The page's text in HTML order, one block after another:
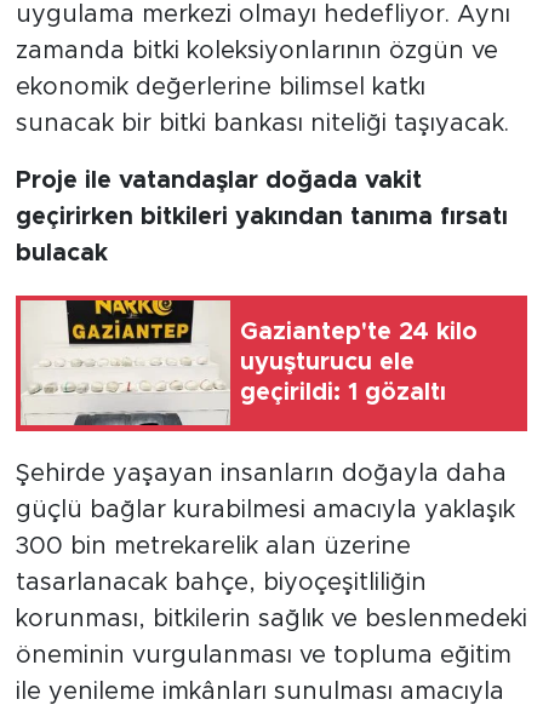
uygulama merkezi olmayı hedefliyor. Aynı
zamanda bitki koleksiyonlarının özgün ve
ekonomik değerlerine bilimsel katkı
sunacak bir bitki bankası niteliği taşıyacak.
Proje ile vatandaşlar doğada vakit
geçirirken bitkileri yakından tanıma fırsatı
bulacak
Gaziantep'te 24 kilo
uyuşturucu ele
geçirildi: 1 gözaltı
Şehirde yaşayan insanların doğayla daha
güçlü bağlar kurabilmesi amacıyla yaklaşık
300 bin metrekarelik alan üzerine
tasarlanacak bahçe, biyoçeşitliliğin
korunması, bitkilerin sağlık ve beslenmedeki
öneminin vurgulanması ve topluma eğitim
ile yenileme imkânları sunulması amacıyla